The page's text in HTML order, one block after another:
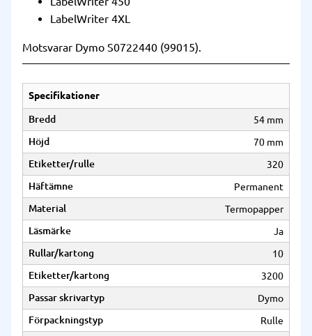
LabelWriter 4XL
Motsvarar Dymo S0722440 (99015).
Specifikationer
Bredd
54 mm
Höjd
70 mm
Etiketter/rulle
320
Häftämne
Permanent
Material
Termopapper
Läsmärke
Ja
Rullar/kartong
10
Etiketter/kartong
3200
Passar skrivartyp
Dymo
Förpackningstyp
Rulle